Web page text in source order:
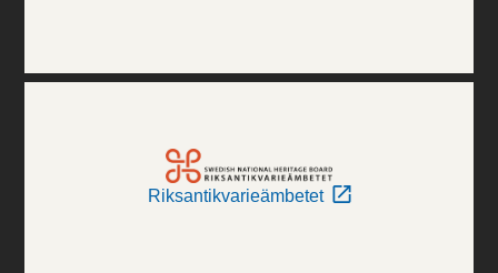
Riksantikvarieämbetet